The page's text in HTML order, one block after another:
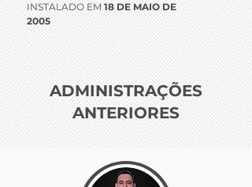
INSTALADO EM 18 DE MAIO DE
2005
ADMINISTRAÇÕES
ANTERIORES